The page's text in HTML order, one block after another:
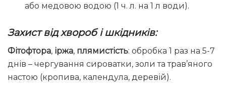
або медовою водою (1 ч. л. на 1 л води).
Захист від хвороб і шкідників:
Фітофтора, іржа, плямистість: обробка 1 раз на 5-7
днів – чергування сироватки, золи та трав’яного
настою (кропива, календула, деревій).